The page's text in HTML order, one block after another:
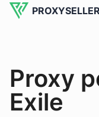
PROXYSELLER
Proxy
Exile